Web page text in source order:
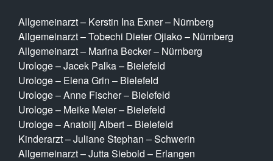
Allgemeinarzt – Kerstin Ina Exner – Nürnberg
Allgemeinarzt – Tobechi Dieter Ojiako – Nürnberg
Allgemeinarzt – Marina Becker – Nürnberg
Urologe – Jacek Palka – Bielefeld
Urologe – Elena Grin – Bielefeld
Urologe – Anne Fischer – Bielefeld
Urologe – Meike Meier – Bielefeld
Urologe – Anatolij Albert – Bielefeld
Kinderarzt – Juliane Stephan – Schwerin
Allgemeinarzt – Jutta Siebold – Erlangen